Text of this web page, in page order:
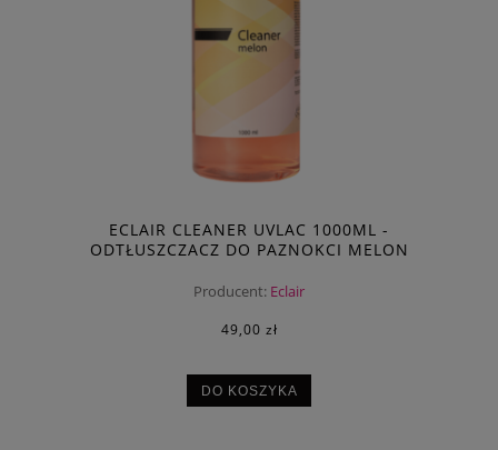
ECLAIR CLEANER UVLAC 1000ML -
ODTŁUSZCZACZ DO PAZNOKCI MELON
Producent: Eclair
49,00 zł
DO KOSZYKA